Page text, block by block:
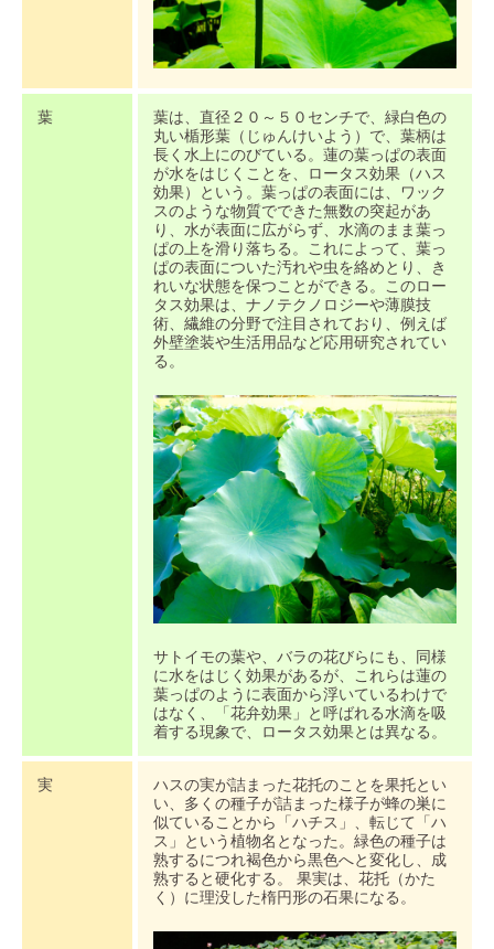
葉
葉は、直径２０～５０センチで、緑白色の
丸い楯形葉（じゅんけいよう）で、葉柄は
長く水上にのびている。蓮の葉っぱの表面
が水をはじくことを、ロータス効果（ハス
効果）という。葉っぱの表面には、ワック
スのような物質でできた無数の突起があ
り、水が表面に広がらず、水滴のまま葉っ
ぱの上を滑り落ちる。これによって、葉っ
ぱの表面についた汚れや虫を絡めとり、き
れいな状態を保つことができる。このロー
タス効果は、ナノテクノロジーや薄膜技
術、繊維の分野で注目されており、例えば
外壁塗装や生活用品など応用研究されてい
る。
サトイモの葉や、バラの花びらにも、同様
に水をはじく効果があるが、これらは蓮の
葉っぱのように表面から浮いているわけで
はなく、「花弁効果」と呼ばれる水滴を吸
着する現象で、ロータス効果とは異なる。
実
ハスの実が詰まった花托のことを果托とい
い、多くの種子が詰まった様子が蜂の巣に
似ていることから「ハチス」、転じて「ハ
ス」という植物名となった。緑色の種子は
熟するにつれ褐色から黒色へと変化し、成
熟すると硬化する。 果実は、花托（かた
く）に理没した楕円形の石果になる。